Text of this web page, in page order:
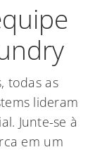
todas as
lideram
Junte-se à
em um